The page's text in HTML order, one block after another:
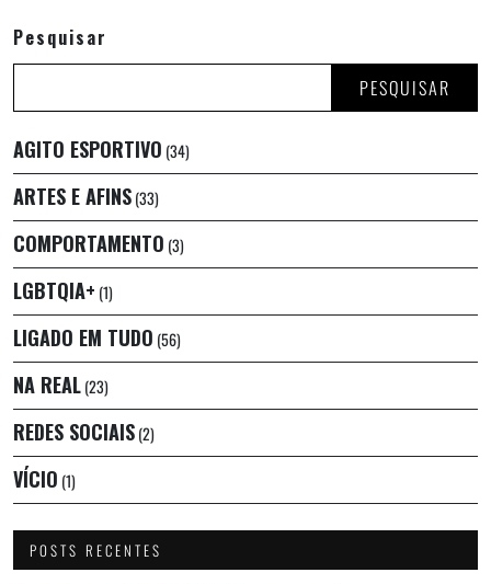
Pesquisar
PESQUISAR
AGITO ESPORTIVO (34)
ARTES E AFINS(33)
COMPORTAMENTO (3)
LGBTQIA+ (1)
LIGADO EM TUDO (56)
NA REAL(23)
REDES SOCIAIS(2)
VÍCIO (1)
POSTS RECENTES